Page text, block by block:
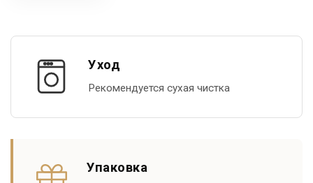
Уход
Рекомендуется сухая чистка
Упаковка